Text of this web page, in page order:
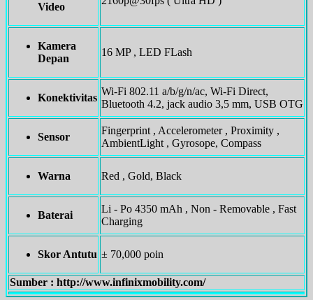
Video
Kamera
Depan
16 MP , LED FLash
Konektivitas
Wi-Fi 802.11 a/b/g/n/ac, Wi-Fi Direct,
Bluetooth 4.2, jack audio 3,5 mm, USB OTG
Sensor
Fingerprint , Accelerometer , Proximity ,
AmbientLight , Gyrosope, Compass
Warna Red , Gold, Black
Baterai
Li - Po 4350 mAh , Non - Removable , Fast
Charging
Skor Antutu ± 70,000 poin
Sumber : http://www.infinixmobility.com/